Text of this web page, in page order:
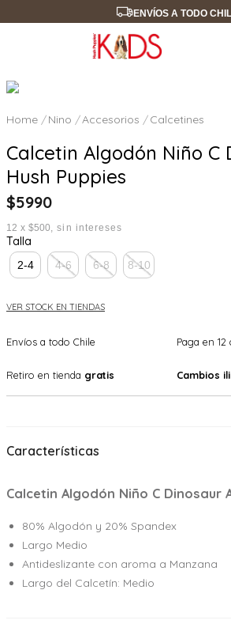
ENVÍOS A TODO
Nino Accesorios Calcetines
Calcetin Algodón Niño C
Hush Puppies
$5990
12 x $500 sin intereses
Talla
2-4 4-6 6-8 8-10
VER STOCK EN TIENDAS
Envíos a todo Chile Paga en 12
Retiro en tienda gratis Cambios
Características
Calcetin Algodón Niño C Dinosaur
80% Algodón y 20% Spandex
Largo Medio
Antideslizante con aroma a Manzana
Largo del Calcetín: Medio